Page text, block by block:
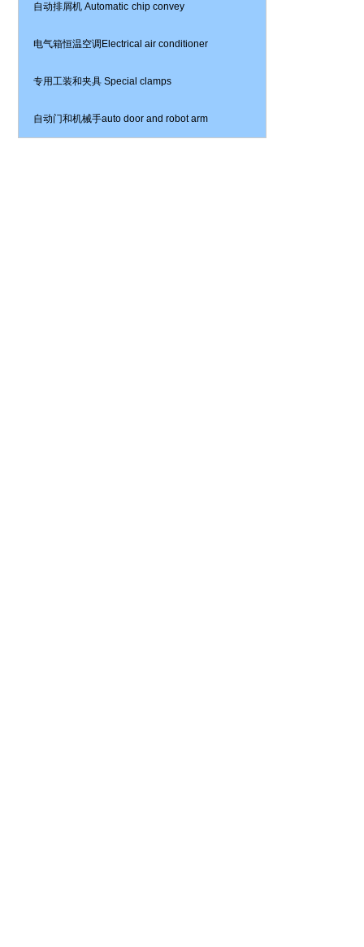
自动排屑机 Automatic chip convey
电气箱恒温空调 Electrical air conditioner
专用工装和夹具 Special clamps
自动门和机械手auto door and robot arm